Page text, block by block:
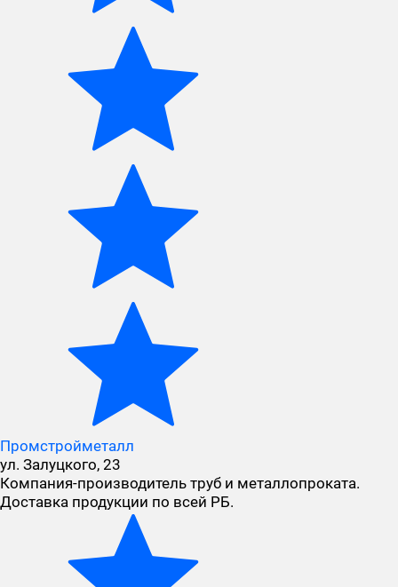
Промстройметалл
ул. Залуцкого, 23
Компания-производитель труб и металлопроката.
Доставка продукции по всей РБ.